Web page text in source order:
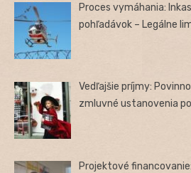
Proces vymáhania:
pohľadávok – Legálne
Vedľajšie príjmy:
zmluvné ustanovenia
Projektové